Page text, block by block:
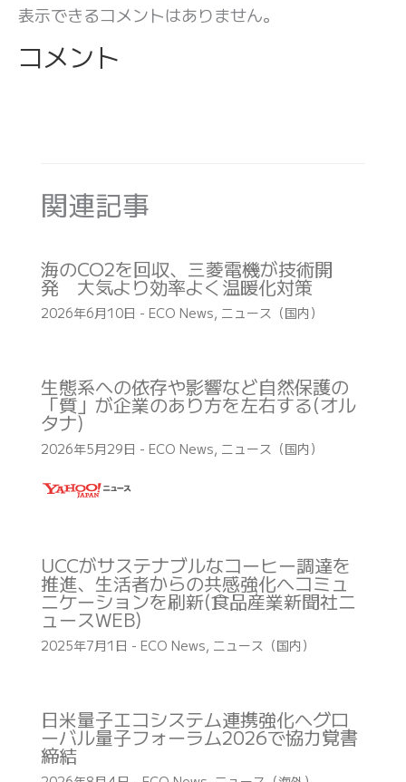
表示できるコメントはありません。
コメント
関連記事
海のCO2を回収、三菱電機が技術開
発 大気より効率よく温暖化対策
2026年6月10日 - ECO News, ニュース（国内）
生態系への依存や影響など自然保護の
「質」が企業のあり方を左右する(オル
タナ)
2026年5月29日 - ECO News, ニュース（国内）
UCCがサステナブルなコーヒー調達を
推進、生活者からの共感強化へコミュ
ニケーションを刷新(食品産業新聞社ニ
ュースWEB)
2025年7月1日 - ECO News, ニュース（国内）
日米量子エコシステム連携強化へグロ
ーバル量子フォーラム2026で協力覚書
締結